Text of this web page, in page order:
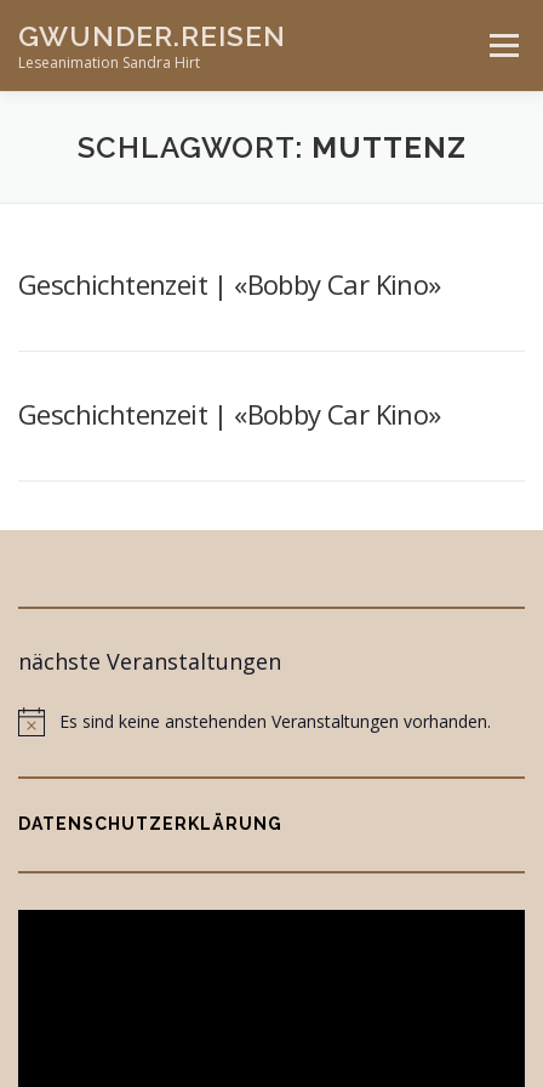
content
GWUNDER.REISEN
Leseanimation Sandra Hirt
Menu
ANGEBOTE UNTERWEGS… KONTAKT
SCHLAGWORT: MUTTENZ
Geschichtenzeit | «Bobby Car Kino»
Geschichtenzeit | «Bobby Car Kino»
nächste Veranstaltungen
NoticeEs sind keine anstehenden Veranstaltungen vorhanden.
DATENSCHUTZERKLÄRUNG